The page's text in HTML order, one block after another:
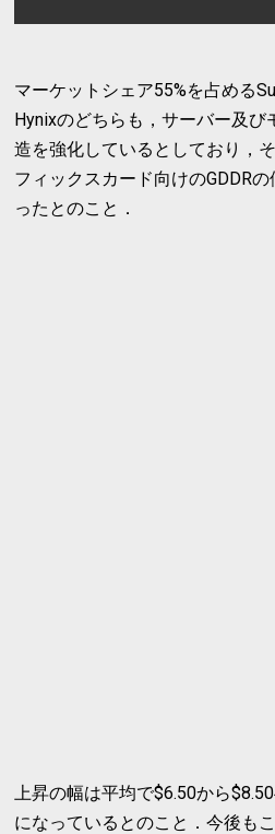
マーケットシェア55%を占める
Hynixのどちらも，サーバー及び
造を強化しているとしており，
フィックスカード向けのGDDR
ったとのこと．
上昇の幅は平均で$6.50から
になっているとのこと．今後も